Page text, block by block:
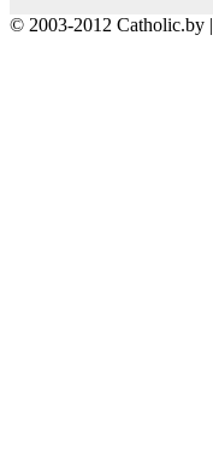
© 2003-2012 Catholic.by |